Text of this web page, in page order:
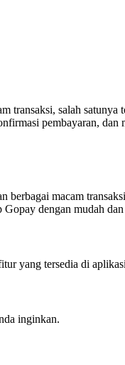
transaksi, salah
pembayaran,
macam
dengan mudah dan
yang tersedia di
inginkan.